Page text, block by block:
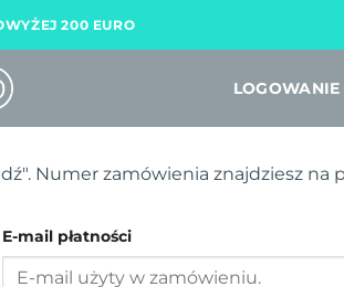
200 EURO
LOGOWANIE
Numer zamówienia znajdziesz na
E-mail płatności